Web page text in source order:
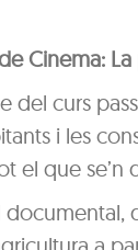
Cinema:
del curs
i les
el que se’n